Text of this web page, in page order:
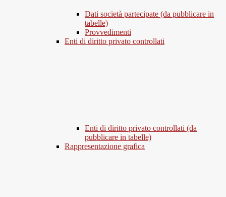
Dati società partecipate (da pubblicare in
tabelle)
Provvedimenti
Enti di diritto privato controllati
Enti di diritto privato controllati (da
pubblicare in tabelle)
Rappresentazione grafica